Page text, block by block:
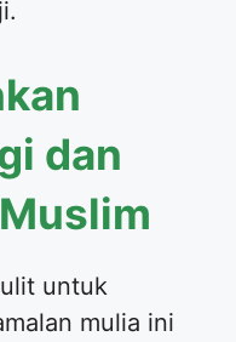
dan
untuk
mulia ini